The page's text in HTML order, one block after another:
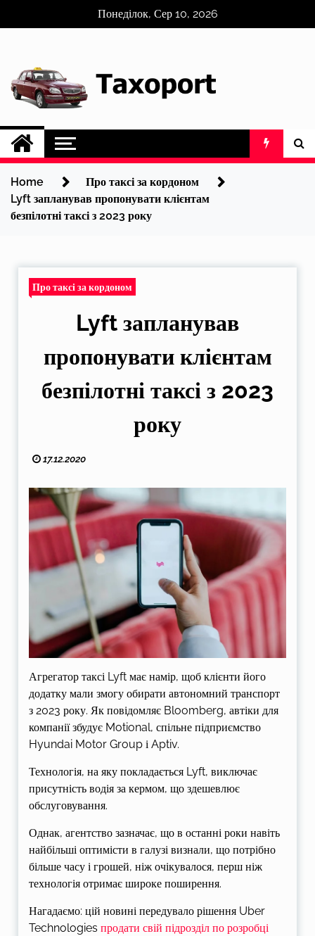
Понеділок, Сер 10, 2026
Home
Про таксі за кордоном
Lyft запланував пропонувати клієнтам
безпілотні таксі з 2023 року
Про таксі за кордоном
Lyft запланував
пропонувати клієнтам
безпілотні таксі з 2023
року
17.12.2020
Агрегатор таксі Lyft має намір, щоб клієнти його
додатку мали змогу обирати автономний транспорт
з 2023 року. Як повідомляє Bloomberg, автіки для
компанії збудує Motional, спільне підприємство
Hyundai Motor Group і Aptiv.
Технологія, на яку покладається Lyft, виключає
присутність водія за кермом, що здешевлює
обслуговування.
Однак, агентство зазначає, що в останні роки навіть
найбільші оптимісти в галузі визнали, що потрібно
більше часу і грошей, ніж очікувалося, перш ніж
технологія отримає широке поширення.
Нагадаємо: цій новині передувало рішення Uber
Technologiesпродати свій підрозділ по розробці